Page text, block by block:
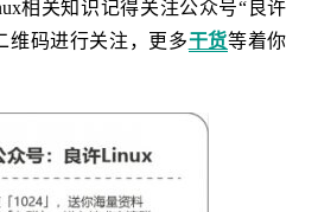
相关知识记得关注公众号“良许
维码进行关注，更多干货等着你